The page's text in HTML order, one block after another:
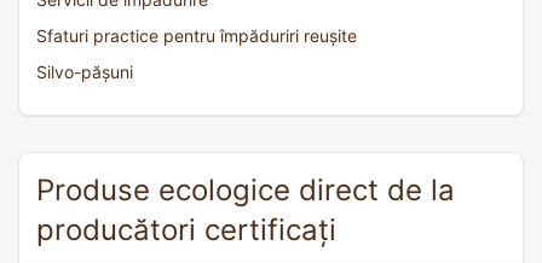
Sfaturi practice pentru împăduriri reușite
Silvo-pășuni
Produse ecologice direct de la
producători certificați